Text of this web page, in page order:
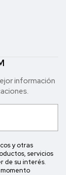
in formación
y otras
servicios
de su interés.